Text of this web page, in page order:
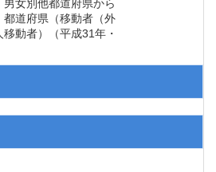
女別他都道府県から
道府県（移動者（外
動者）（平成31年・